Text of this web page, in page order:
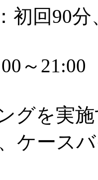
初回90分
～21:00
グを実
ケース